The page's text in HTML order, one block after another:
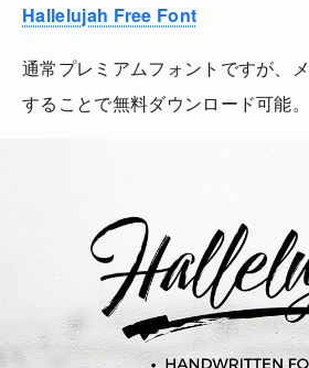
Hallelujah Free Font
通常プレミアムフォントですが、
することで無料ダウンロード可能。